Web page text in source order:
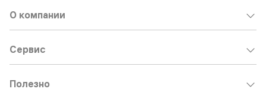
О компании
Сервис
Полезно